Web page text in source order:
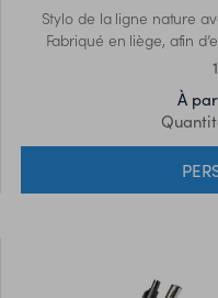
Stylo de la ligne nature
Fabriqué en liège, afin
premières naturelles, et
À